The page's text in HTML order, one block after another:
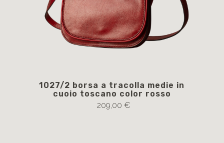
1027/2 borsa a tracolla medie in
cuoio toscano color rosso
209,00 €